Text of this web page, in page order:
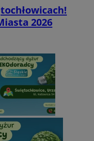
2026